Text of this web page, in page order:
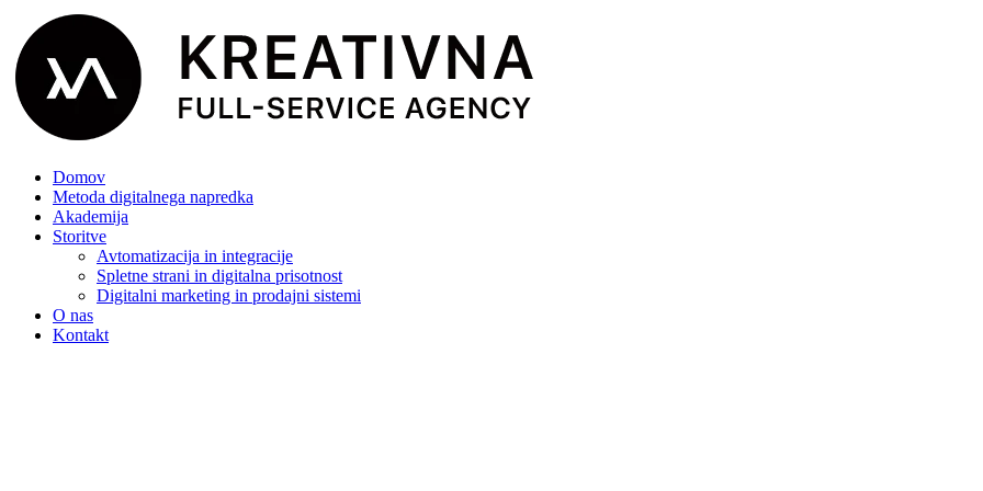
Domov
Metoda digitalnega napredka
Akademija
Storitve
Avtomatizacija in integracije
Spletne strani in digitalna prisotnost
Digitalni marketing in prodajni sistemi
O nas
Kontakt